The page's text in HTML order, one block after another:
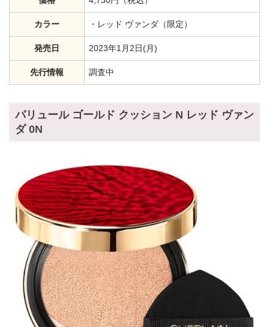
カラー ・レッド ヴァンダ（限定）
発売日 2023年1月2日(月)
先行情報 調査中
パリュール ゴールド クッション N レッド ヴァン
ダ 0N